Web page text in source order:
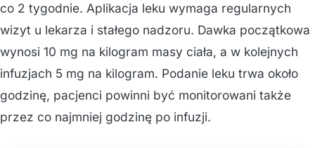
co 2 tygodnie. Aplikacja leku wymaga regularnych
wizyt u lekarza i stałego nadzoru. Dawka początkowa
wynosi 10 mg na kilogram masy ciała, a w kolejnych
infuzjach 5 mg na kilogram. Podanie leku trwa około
godzinę, pacjenci powinni być monitorowani także
przez co najmniej godzinę po infuzji.